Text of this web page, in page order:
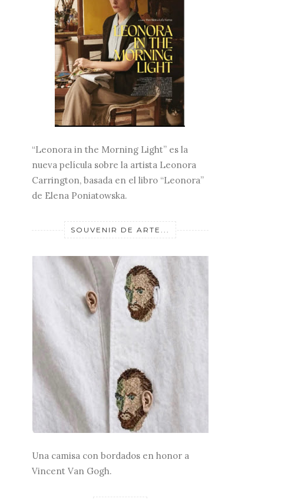
“Leonora in the Morning Light” es la
nueva película sobre la artista Leonora
Carrington, basada en el libro “Leonora”
de Elena Poniatowska.
SOUVENIR DE ARTE...
Una camisa con bordados en honor a
Vincent Van Gogh.